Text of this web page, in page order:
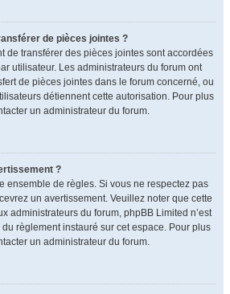
de pièces jointes ?
de transférer des pièces jointes sont accordées
utilisateur. Les administrateurs du forum ont
de pièces jointes dans le forum concerné, ou
détiennent cette autorisation. Pour plus
un administrateur du forum.
?
ensemble de règles. Si vous ne respectez pas
un avertissement. Veuillez noter que cette
administrateurs du forum, phpBB Limited n’est
règlement instauré sur cet espace. Pour plus
un administrateur du forum.